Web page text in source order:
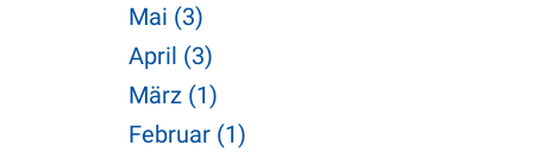
Mai (3)
April (3)
März (1)
Februar (1)